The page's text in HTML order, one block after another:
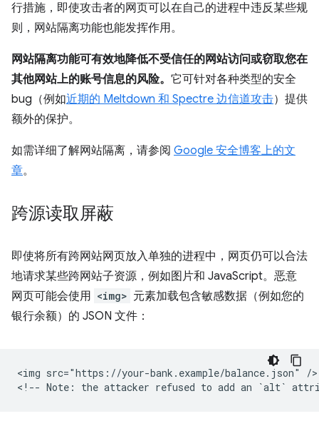
行措施，即使攻击者的网页可以在自己的进程中违反某些规
则，网站隔离功能也能发挥作用。
网站隔离功能可有效地降低不受信任的网站访问或窃取您在
其他网站上的账号信息的风险。 它可针对各种类型的安全
bug（例如近期的 Meltdown 和 Spectre 边信道攻击）提供
额外的保护。
如需详细了解网站隔离，请参阅 Google 安全博客上的文
章。
跨源读取屏蔽
即使将所有跨网站网页放入单独的进程中，网页仍可以合法
地请求某些跨网站子资源，例如图片和 JavaScript。恶意
网页可能会使用 <img> 元素加载包含敏感数据（例如您的
银行余额）的 JSON 文件：
<img src="https://your-bank.example/balance.json" />